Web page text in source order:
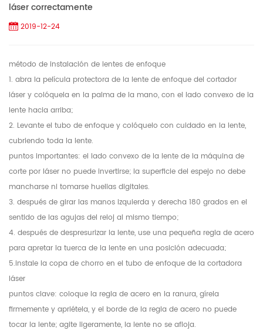
láser correctamente
2019-12-24
método de instalación de lentes de enfoque
1. abra la película protectora de la lente de enfoque del cortador
láser y colóquela en la palma de la mano, con el lado convexo de la
lente hacia arriba;
2. Levante el tubo de enfoque y colóquelo con cuidado en la lente,
cubriendo toda la lente.
puntos importantes: el lado convexo de la lente de la máquina de
corte por láser no puede invertirse; la superficie del espejo no debe
mancharse ni tomarse huellas digitales.
3. después de girar las manos izquierda y derecha 180 grados en el
sentido de las agujas del reloj al mismo tiempo;
4. después de despresurizar la lente, use una pequeña regla de acero
para apretar la tuerca de la lente en una posición adecuada;
5.instale la copa de chorro en el tubo de enfoque de la cortadora
láser
puntos clave: coloque la regla de acero en la ranura, gírela
firmemente y apriétela, y el borde de la regla de acero no puede
tocar la lente; agite ligeramente, la lente no se afloja.